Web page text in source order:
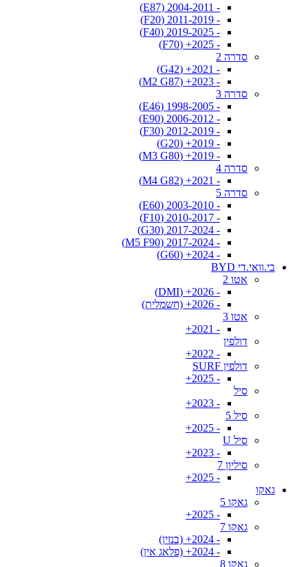
- 2004-2011 (E87)
- 2011-2019 (F20)
- 2019-2025 (F40)
- 2025+ (F70)
סדרה 2
- 2021+ (G42)
- 2023+ (M2 G87)
סדרה 3
- 1998-2005 (E46)
- 2006-2012 (E90)
- 2012-2019 (F30)
- 2019+ (G20)
- 2019+ (M3 G80)
סדרה 4
- 2021+ (M4 G82)
סדרה 5
- 2003-2010 (E60)
- 2010-2017 (F10)
- 2017-2024 (G30)
- 2017-2024 (M5 F90)
- 2024+ (G60)
בי.וואי.די BYD
אטו 2
- 2026+ (DMI)
- 2026+ (חשמלית)
אטו 3
- 2021+
דולפין
- 2022+
דולפין SURF
- 2025+
סיל
- 2023+
סיל 5
- 2025+
סיל U
- 2023+
סיליון 7
- 2025+
גאקו
גאקו 5
- 2025+
גאקו 7
- 2024+ (בנזין)
- 2024+ (פלאג אין)
גאקו 8